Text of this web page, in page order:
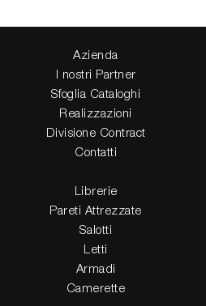
Azienda
I nostri Partner
Sfoglia Cataloghi
Realizzazioni
Divisione Contract
Contatti
Librerie
Pareti Attrezzate
Salotti
Letti
Armadi
Camerette